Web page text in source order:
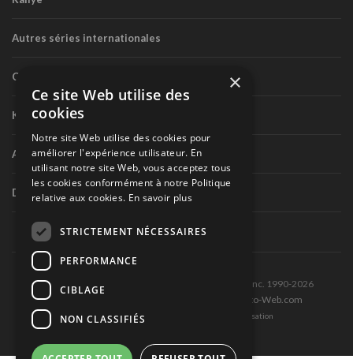
Autres séries internationales
Circuit routier canadien
Karting
Autres séries nationales
Divers
Tous droits réservés © Les Éditions Pole-Position inc. 1990-2026
Ce site est produit et hébergé par Montréal-Photo-Web.com
Politique de confidentialité et Conditions d’utilisation
×
Ce site Web utilise des
cookies
Notre site Web utilise des cookies pour
améliorer l'expérience utilisateur. En
utilisant notre site Web, vous acceptez tous
les cookies conformément à notre Politique
relative aux cookies. En savoir plus
STRICTEMENT NÉCESSAIRES
PERFORMANCE
CIBLAGE
NON CLASSIFIÉS